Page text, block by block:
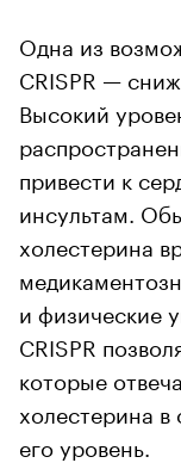
Одна из
CRISPR —
Высокий
привести к
инсультам.
холестерина
и физические
CRISPR
которые
холестерина
его уровень.